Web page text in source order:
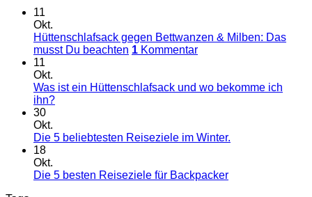
11
Okt.
Hüttenschlafsack gegen Bettwanzen & Milben: Das
musst Du beachten 1 Kommentar
11
Okt.
Was ist ein Hüttenschlafsack und wo bekomme ich
ihn?
30
Okt.
Die 5 beliebtesten Reiseziele im Winter.
18
Okt.
Die 5 besten Reiseziele für Backpacker